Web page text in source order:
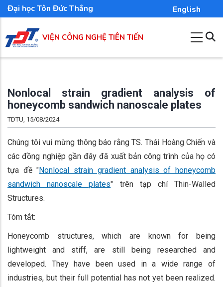
Nhảy
đến
nội
dung
Đại học Tôn Đức Thắng English
VIỆN CÔNG NGHỆ TIÊN TIẾN
Nonlocal strain gradient analysis of
honeycomb sandwich nanoscale plates
TDTU, 15/08/2024
Chúng tôi vui mừng thông báo rằng TS. Thái Hoàng Chiến và
các đồng nghiệp gần đây đã xuất bản công trình của họ có
tựa đề "Nonlocal strain gradient analysis of honeycomb
sandwich nanoscale plates" trên tạp chí Thin-Walled
Structures.
Tóm tắt:
Honeycomb structures, which are known for being
lightweight and stiff, are still being researched and
developed. They have been used in a wide range of
industries, but their full potential has not yet been realized.